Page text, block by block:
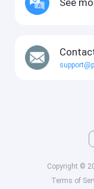
Copyright ©
Terms of